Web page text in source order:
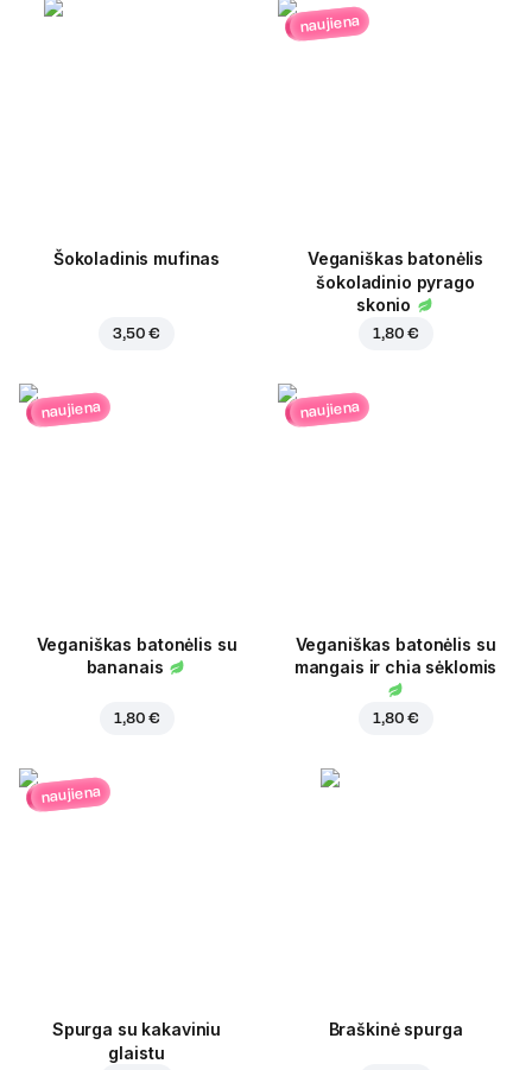
Šokoladinis mufinas
3,50 €
naujiena
Veganiškas batonėlis
šokoladinio pyrago
skonio
1,80 €
naujiena
Veganiškas batonėlis su
bananais
1,80 €
naujiena
Veganiškas batonėlis su
mangais ir chia sėklomis
1,80 €
naujiena
Spurga su kakaviniu
glaistu
Braškinė spurga